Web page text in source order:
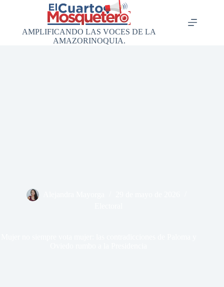
AMPLIFICANDO LAS VOCES DE LA
AMAZORINOQUIA.